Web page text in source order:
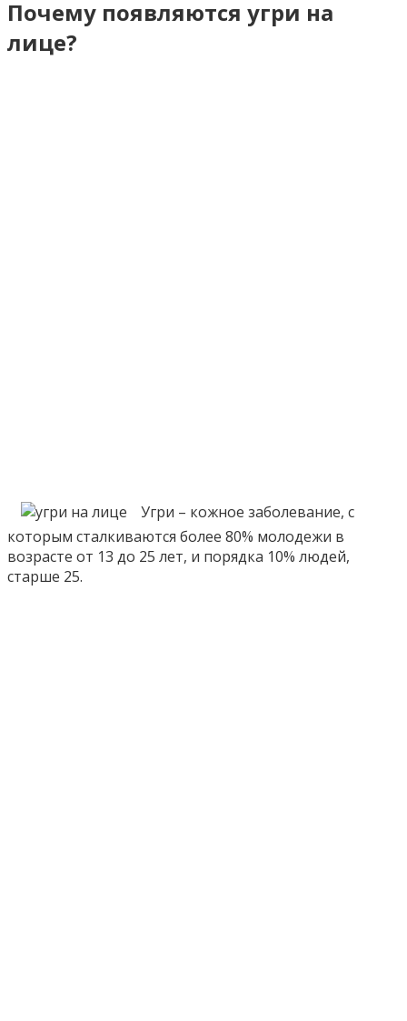
Почему появляются угри на
лице?
Угри – кожное заболевание, с
которым сталкиваются более 80% молодежи в
возрасте от 13 до 25 лет, и порядка 10% людей,
старше 25.